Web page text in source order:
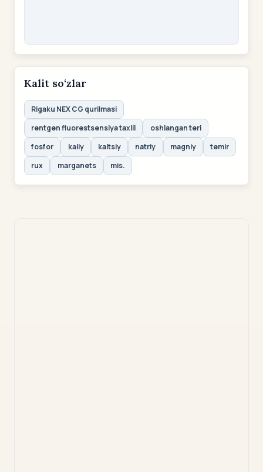
Kalit so‘zlar
Rigaku NEX CG qurilmasi
rentgen fluorestsensiya taxlil
oshlangan teri
fosfor
kaliy kaltsiy natriy magniy
temir
rux
marganets mis.